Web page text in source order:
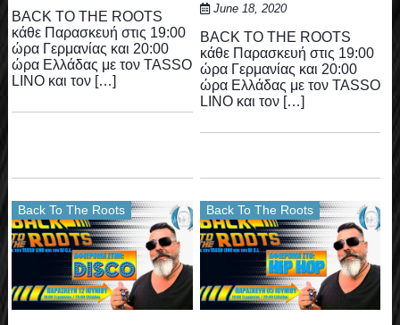
BACK TO THE ROOTS
κάθε Παρασκευή στις 19:00
ώρα Γερμανίας και 20:00
ώρα Ελλάδας με τον TASSO
LINO και τον […]
June 18, 2020
BACK TO THE ROOTS
κάθε Παρασκευή στις 19:00
ώρα Γερμανίας και 20:00
ώρα Ελλάδας με τον TASSO
LINO και τον […]
Back To The Roots Back To The Roots